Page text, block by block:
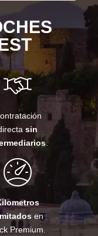
sin
.
en
Premium.